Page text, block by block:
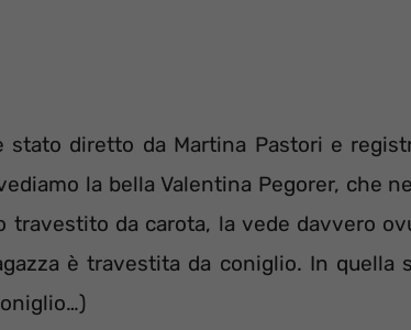
stato diretto da Martina Pastori e
la bella Valentina Pegorer, che
travestito da carota, la vede davvero
è travestita da coniglio. In quella